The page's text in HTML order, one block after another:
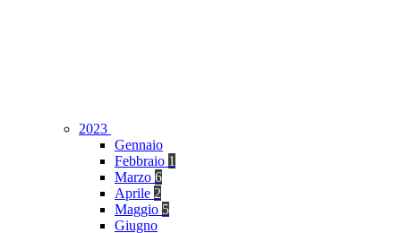
2023
Gennaio
Febbraio 1
Marzo 6
Aprile 2
Maggio 5
Giugno